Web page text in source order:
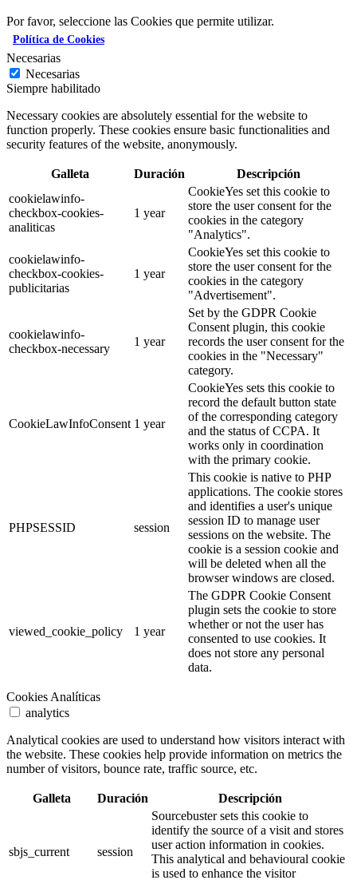
Por favor, seleccione las Cookies que permite utilizar.
Política de Cookies
Necesarias
Necesarias
Siempre habilitado
Necessary cookies are absolutely essential for the website to
function properly. These cookies ensure basic functionalities and
security features of the website, anonymously.
Galleta Duración
Descripción
cookielawinfo-
checkbox-cookies-
analiticas
1 year
CookieYes set this cookie to
store the user consent for the
cookies in the category
"Analytics".
cookielawinfo-
checkbox-cookies-
publicitarias
1 year
CookieYes set this cookie to
store the user consent for the
cookies in the category
"Advertisement".
cookielawinfo-
checkbox-necessary
1 year
Set by the GDPR Cookie
Consent plugin, this cookie
records the user consent for the
cookies in the "Necessary"
category.
CookieLawInfoConsent 1 year
CookieYes sets this cookie to
record the default button state
of the corresponding category
and the status of CCPA. It
works only in coordination
with the primary cookie.
PHPSESSID session
This cookie is native to PHP
applications. The cookie stores
and identifies a user's unique
session ID to manage user
sessions on the website. The
cookie is a session cookie and
will be deleted when all the
browser windows are closed.
viewed_cookie_policy 1 year
The GDPR Cookie Consent
plugin sets the cookie to store
whether or not the user has
consented to use cookies. It
does not store any personal
data.
Cookies Analíticas
analytics
Analytical cookies are used to understand how visitors interact with
the website. These cookies help provide information on metrics the
number of visitors, bounce rate, traffic source, etc.
Galleta Duración Descripción
sbjs_current session
Sourcebuster sets this cookie to
identify the source of a visit and stores
user action information in cookies.
This analytical and behavioural cookie
is used to enhance the visitor